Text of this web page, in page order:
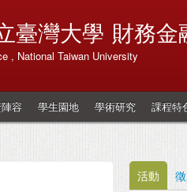
臺灣大學 財務金
, National Taiwan University
容 學生園地 學術研究 課程特
活動